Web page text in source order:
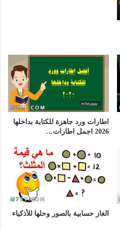
اطارات ورد جاهزة للكتابة بداخلها
2026 اجمل اطارات…
الغاز حسابية بالصور وحلها للأذكياء